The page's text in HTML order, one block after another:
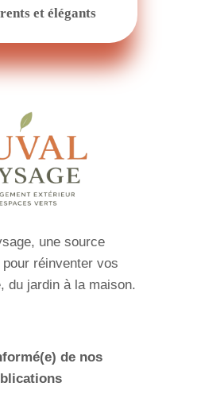
et élégants
une source
pour réinventer vos
du jardin à la maison.
de nos